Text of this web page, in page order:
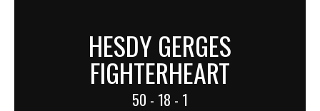
HESDY GERGES
FIGHTERHEART
50 - 18 - 1